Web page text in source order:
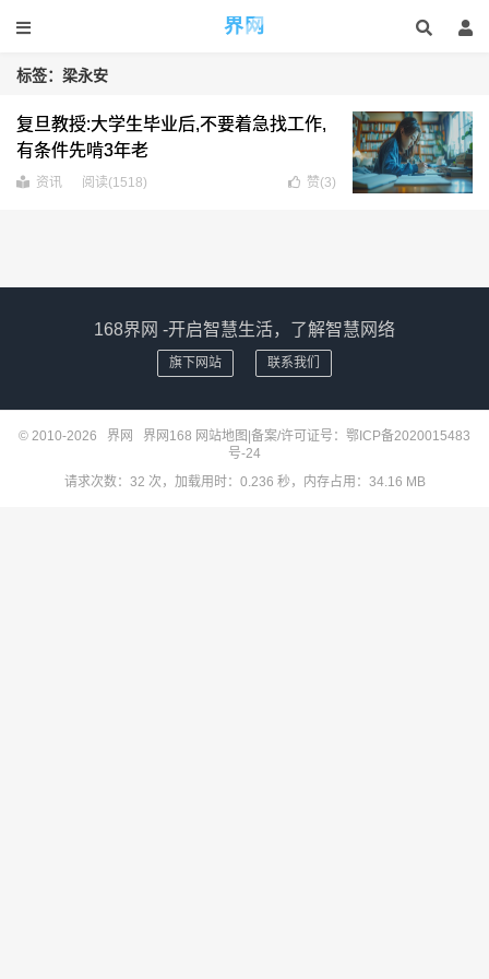
界网
标签：梁永安
复旦教授:大学生毕业后,不要着急找工作,
有条件先啃3年老
资讯 阅读(1518) 赞(3)
168界网 -开启智慧生活，了解智慧网络
旗下网站 联系我们
© 2010-2026 界网 界网168 网站地图 |备案/许可证号： 鄂ICP备2020015483
号-24
请求次数：32 次，加载用时：0.236 秒，内存占用：34.16 MB